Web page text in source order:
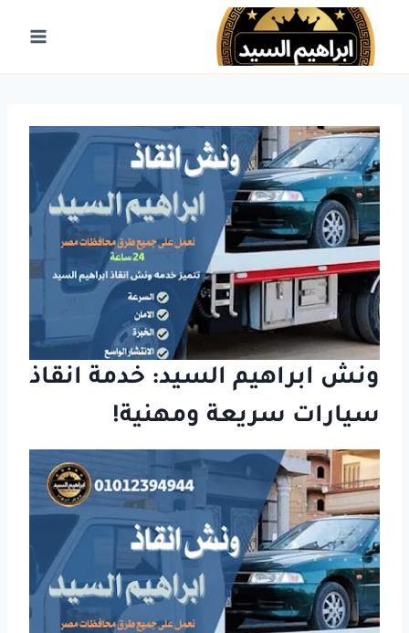
التجاوز
المحتوى
ونش ابراهيم السيد: خدمة انقاذ
سيارات سريعة ومهنية!